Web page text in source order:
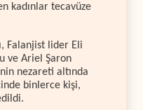
kadınlar tecavüze
Falanjist lider Eli
ve Ariel Şaron
nezareti altında
binlerce kişi,